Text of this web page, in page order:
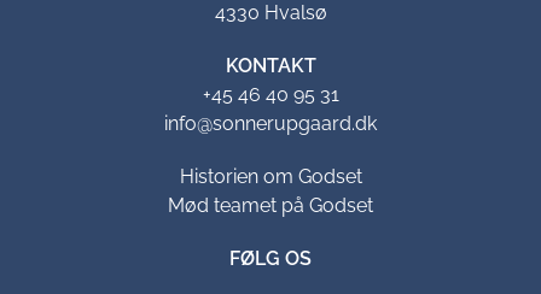
4330 Hvalsø
KONTAKT
+45 46 40 95 31
info@sonnerupgaard.dk
Historien om Godset
Mød teamet på Godset
FØLG OS